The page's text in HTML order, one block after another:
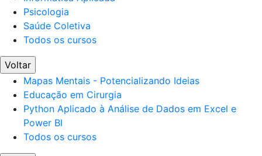
Psicologia
Saúde Coletiva
Todos os cursos
Voltar
Mapas Mentais - Potencializando Ideias
Educação em Cirurgia
Python Aplicado à Análise de Dados em Excel e
Power BI
Todos os cursos